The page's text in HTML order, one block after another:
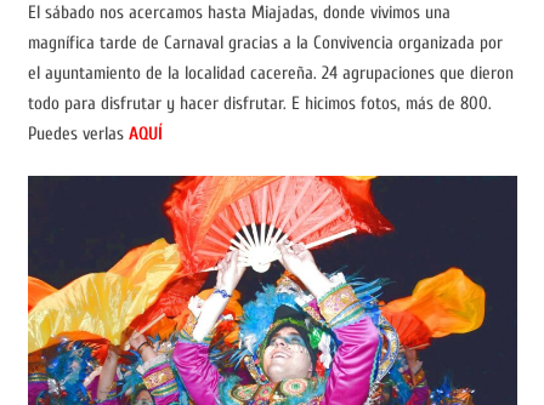
El sábado nos acercamos hasta Miajadas, donde vivimos una
magnífica tarde de Carnaval gracias a la Convivencia organizada por
el ayuntamiento de la localidad cacereña. 24 agrupaciones que dieron
todo para disfrutar y hacer disfrutar. E hicimos fotos, más de 800.
Puedes verlas AQUÍ